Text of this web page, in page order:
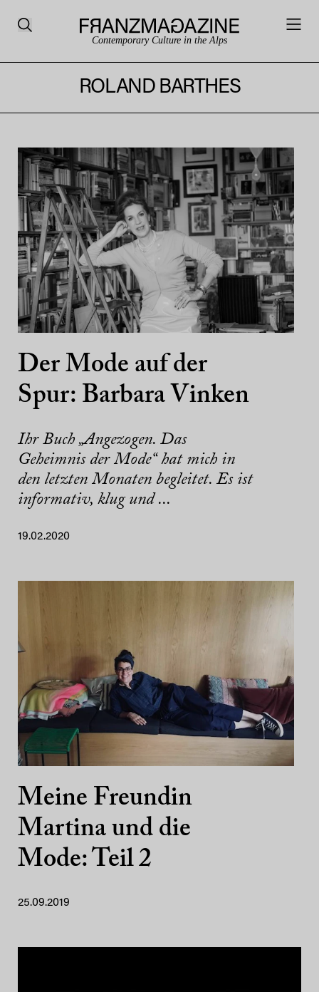
Contemporary Culture in the Alps
ROLAND BARTHES
Der Mode auf der
Spur: Barbara Vinken
Ihr Buch „Angezogen. Das
Geheimnis der Mode“ hat mich in
den letzten Monaten begleitet. Es ist
informativ, klug und ...
19.02.2020
Meine Freundin
Martina und die
Mode: Teil 2
25.09.2019